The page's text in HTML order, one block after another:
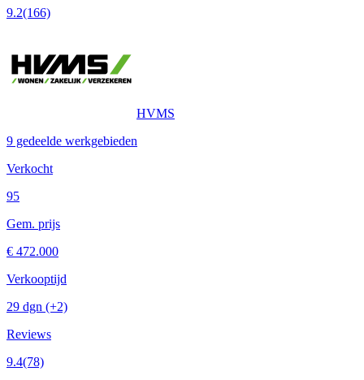
9.2(166)
HVMS
9 gedeelde werkgebieden
Verkocht
95
Gem. prijs
€ 472.000
Verkooptijd
29 dgn (+2)
Reviews
9.4(78)